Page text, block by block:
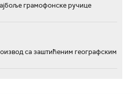
грамофонске ручице
са заштићеним географским